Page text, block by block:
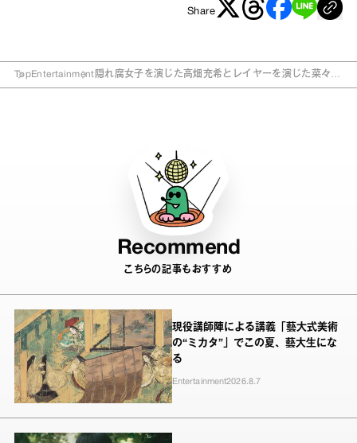
Share
TopEntertainment 隠れ腐女子を演じた高畑充希とレイヤーを演じた菜々緒
Recommend
こちらの記事もおすすめ
現役講師陣による講義「藝大式美術
の“ミカタ”」でこの夏、藝大生にな
る
Entertainment2026.8.7